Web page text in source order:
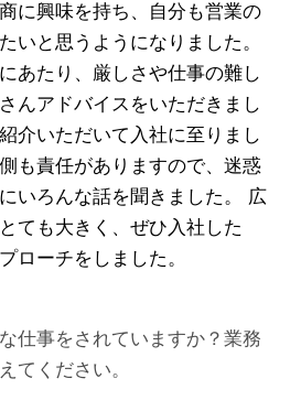
に興味を持ち、自分も営業の
いと思うようになりました。
あたり、厳しさや仕事の難し
んアドバイスをいただきまし
介いただいて入社に至りまし
も責任がありますので、迷惑
いろんな話を聞きました。 広
ても大きく、ぜひ入社した
ローチをしました。
仕事をされていますか？業務
てください。